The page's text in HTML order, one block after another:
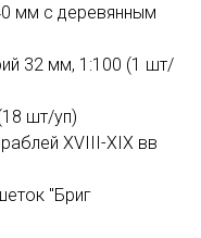
мм с деревянным
32 мм, 1:100 (1 шт/
шт/уп)
XVIII-XIX вв
"Бриг